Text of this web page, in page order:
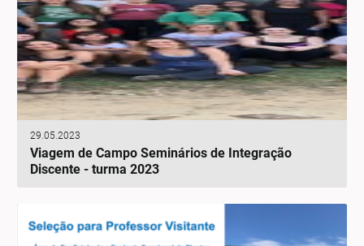
29.05.2023
Viagem de Campo Seminários de Integração
Discente - turma 2023